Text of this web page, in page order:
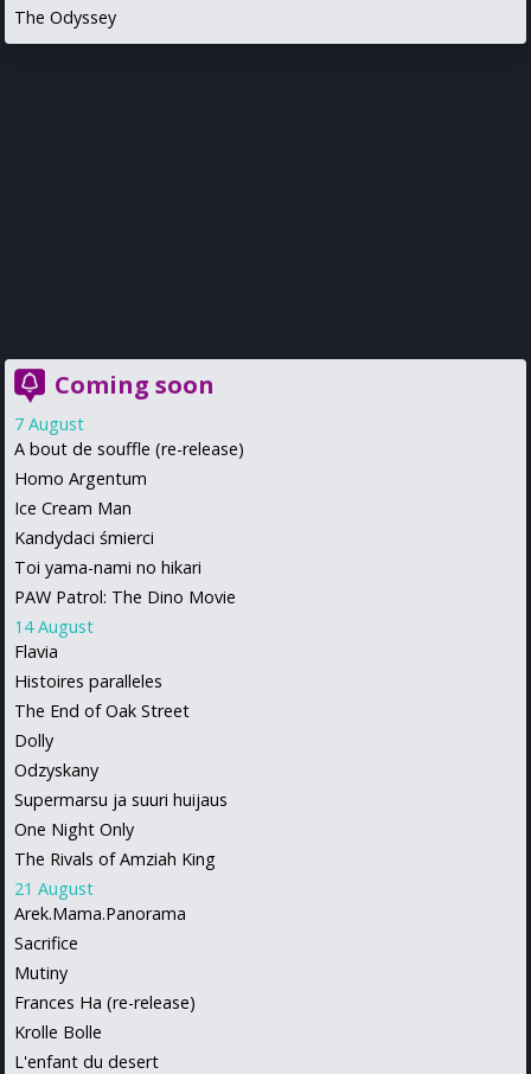
The Odyssey
Coming soon
7 August
A bout de souffle (re-release)
Homo Argentum
Ice Cream Man
Kandydaci śmierci
Toi yama-nami no hikari
PAW Patrol: The Dino Movie
14 August
Flavia
Histoires paralleles
The End of Oak Street
Dolly
Odzyskany
Supermarsu ja suuri huijaus
One Night Only
The Rivals of Amziah King
21 August
Arek.Mama.Panorama
Sacrifice
Mutiny
Frances Ha (re-release)
Krolle Bolle
L'enfant du desert